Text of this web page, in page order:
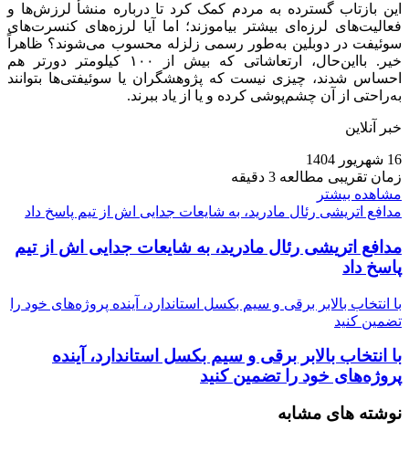
این بازتاب گسترده به مردم کمک کرد تا درباره منشأ لرزش‌ها و
فعالیت‌های لرزه‌ای بیشتر بیاموزند؛ اما آیا لرزه‌های کنسرت‌های
سوئیفت در دوبلین به‌طور رسمی زلزله محسوب می‌شوند؟ ظاهراً
خیر. بااین‌حال، ارتعاشاتی که بیش از ۱۰۰ کیلومتر دورتر هم
احساس شدند، چیزی نیست که پژوهشگران یا سوئیفتی‌ها بتوانند
به‌راحتی از آن چشم‌پوشی کرده و یا از یاد ببرند.
خبر آنلاین
16 شهریور 1404
زمان تقریبی مطالعه 3 دقیقه
مشاهده بیشتر
مدافع اتریشی رئال مادرید، به شایعات جدایی‌ اش از تیم پاسخ داد
مدافع اتریشی رئال مادرید، به شایعات جدایی‌ اش از تیم
پاسخ داد
با انتخاب بالابر برقی و سیم بکسل استاندارد، آینده پروژه‌های خود را
تضمین کنید
با انتخاب بالابر برقی و سیم بکسل استاندارد، آینده
پروژه‌های خود را تضمین کنید
نوشته های مشابه